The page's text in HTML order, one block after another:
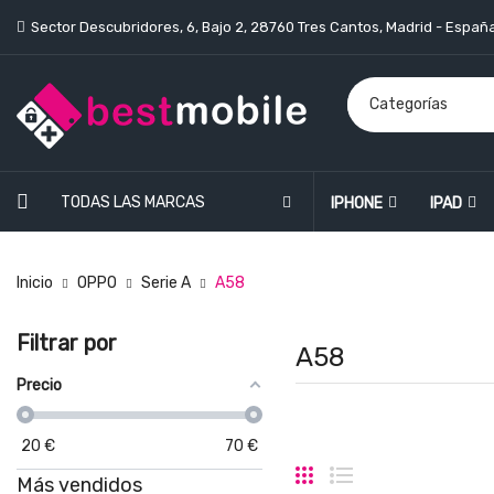
Sector Descubridores, 6, Bajo 2, 28760 Tres Cantos, Madrid -
TODAS LAS MARCAS IPHONE IPAD
Inicio OPPO Serie A A58
Filtrar por
Precio
20 € 70 €
Más vendidos
A58